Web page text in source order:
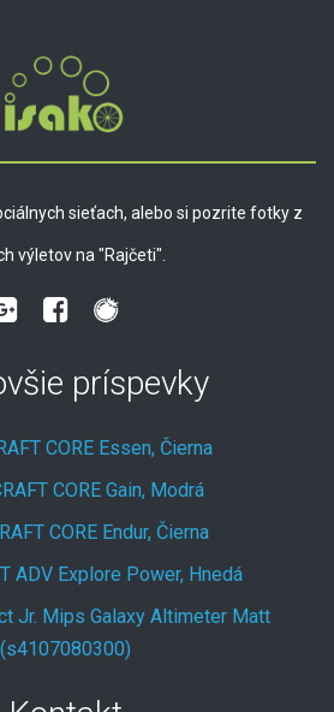
sieťach, alebo si pozrite fotky z
výletov na "Rajčeti".
príspevky
CORE Essen, Čierna
CORE Gain, Modrá
CORE Endur, Čierna
ADV Explore Power, Hnedá
Jr. Mips Galaxy Altimeter Matt
(s4107080300)